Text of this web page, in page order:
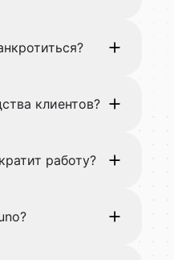
клиентов?
работу?